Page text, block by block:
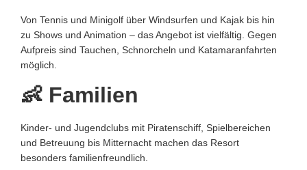
Von Tennis und Minigolf über Windsurfen und Kajak bis hin
zu Shows und Animation – das Angebot ist vielfältig. Gegen
Aufpreis sind Tauchen, Schnorcheln und Katamaranfahrten
möglich.
👶 Familien
Kinder- und Jugendclubs mit Piratenschiff, Spielbereichen
und Betreuung bis Mitternacht machen das Resort
besonders familienfreundlich.